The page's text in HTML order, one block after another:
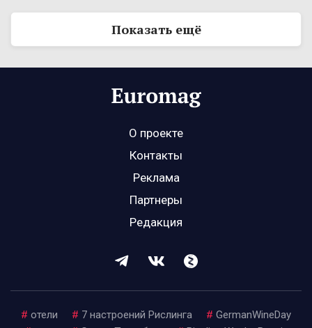
Показать ещё
О проекте
Контакты
Реклама
Партнеры
Редакция
# отели # 7 настроений Рислинга # GermanWineDay